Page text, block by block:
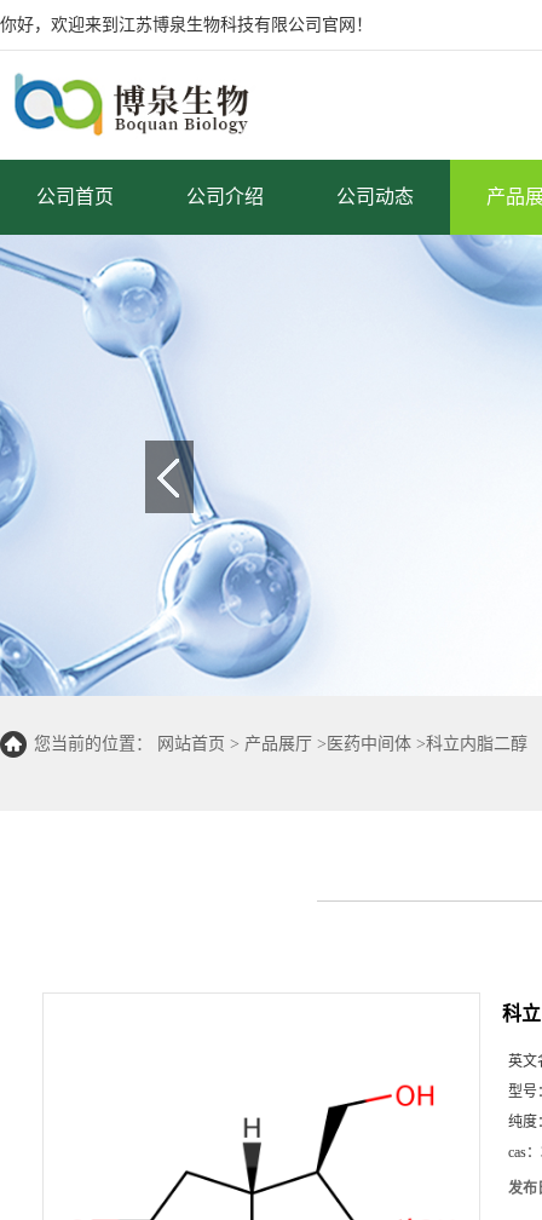
你好，欢迎来到江苏博泉生物科技有限公司官网！
公司首页 公司介绍 公司动态 产品
您当前的位置： 网站首页 > 产品展厅 > 医药中间体 >科立内脂二醇
科
英文
型号
纯度
cas：
发布